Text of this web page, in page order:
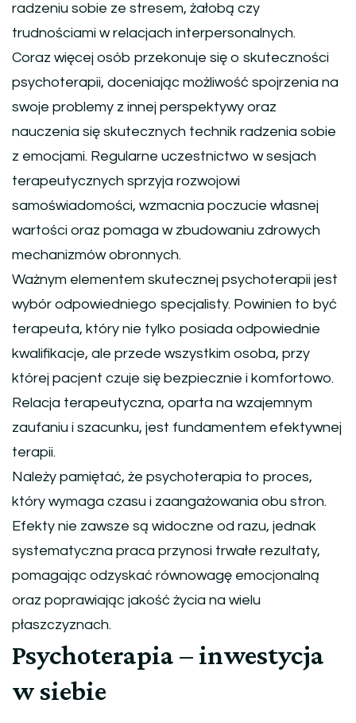
radzeniu sobie ze stresem, żałobą czy
trudnościami w relacjach interpersonalnych.
Coraz więcej osób przekonuje się o skuteczności
psychoterapii, doceniając możliwość spojrzenia na
swoje problemy z innej perspektywy oraz
nauczenia się skutecznych technik radzenia sobie
z emocjami. Regularne uczestnictwo w sesjach
terapeutycznych sprzyja rozwojowi
samoświadomości, wzmacnia poczucie własnej
wartości oraz pomaga w zbudowaniu zdrowych
mechanizmów obronnych.
Ważnym elementem skutecznej psychoterapii jest
wybór odpowiedniego specjalisty. Powinien to być
terapeuta, który nie tylko posiada odpowiednie
kwalifikacje, ale przede wszystkim osoba, przy
której pacjent czuje się bezpiecznie i komfortowo.
Relacja terapeutyczna, oparta na wzajemnym
zaufaniu i szacunku, jest fundamentem efektywnej
terapii.
Należy pamiętać, że psychoterapia to proces,
który wymaga czasu i zaangażowania obu stron.
Efekty nie zawsze są widoczne od razu, jednak
systematyczna praca przynosi trwałe rezultaty,
pomagając odzyskać równowagę emocjonalną
oraz poprawiając jakość życia na wielu
płaszczyznach.
Psychoterapia – inwestycja
w siebie